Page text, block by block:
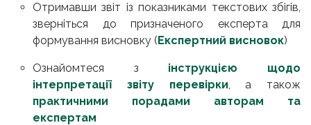
Отримавши звіт із показниками текстових збігів,
зверніться до призначеного експерта для
формування висновку (Експертний висновок)
Ознайомтеся з інструкцією щодо
інтерпретації звіту перевірки, а також
практичними порадами авторам та
експертам